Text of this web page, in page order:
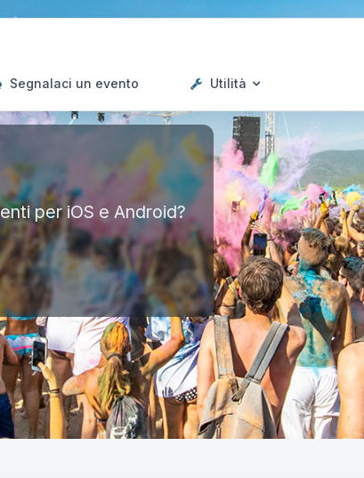
Segnalaci un evento Utilità
per iOS e Android?